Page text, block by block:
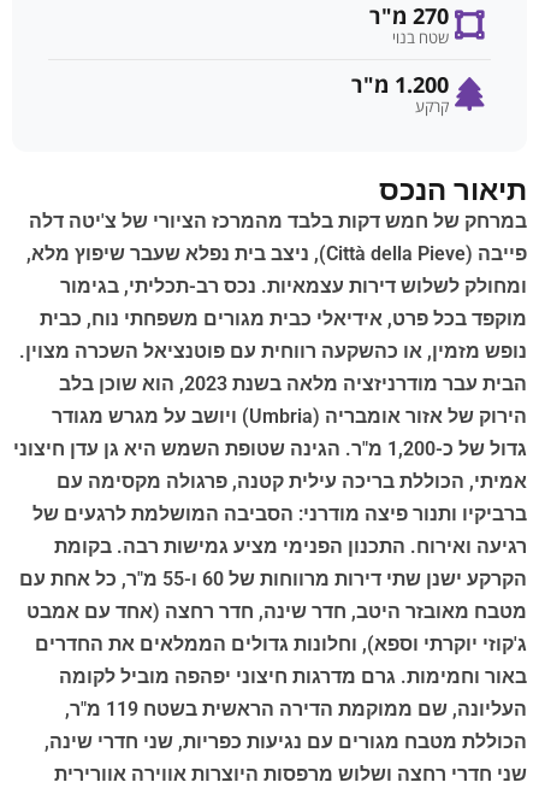
270 מ"ר
שטח בנוי
1.200 מ"ר
קרקע
תיאור הנכס
במרחק של חמש דקות בלבד מהמרכז הציורי של צ'יטה דלה
פייבה (Città della Pieve), ניצב בית נפלא שעבר שיפוץ מלא,
ומחולק לשלוש דירות עצמאיות. נכס רב-תכליתי, בגימור
מוקפד בכל פרט, אידיאלי כבית מגורים משפחתי נוח, כבית
נופש מזמין, או כהשקעה רווחית עם פוטנציאל השכרה מצוין.
הבית עבר מודרניזציה מלאה בשנת 2023, הוא שוכן בלב
הירוק של אזור אומבריה (Umbria) ויושב על מגרש מגודר
גדול של כ-1,200 מ"ר. הגינה שטופת השמש היא גן עדן חיצוני
אמיתי, הכוללת בריכה עילית קטנה, פרגולה מקסימה עם
ברביקיו ותנור פיצה מודרני: הסביבה המושלמת לרגעים של
רגיעה ואירוח. התכנון הפנימי מציע גמישות רבה. בקומת
הקרקע ישנן שתי דירות מרווחות של 60 ו-55 מ"ר, כל אחת עם
מטבח מאובזר היטב, חדר שינה, חדר רחצה (אחד עם אמבט
ג'קוזי יוקרתי וספא), וחלונות גדולים הממלאים את החדרים
באור וחמימות. גרם מדרגות חיצוני יפהפה מוביל לקומה
העליונה, שם ממוקמת הדירה הראשית בשטח 119 מ"ר,
הכוללת מטבח מגורים עם נגיעות כפריות, שני חדרי שינה,
שני חדרי רחצה ושלוש מרפסות היוצרות אווירה אוורירית